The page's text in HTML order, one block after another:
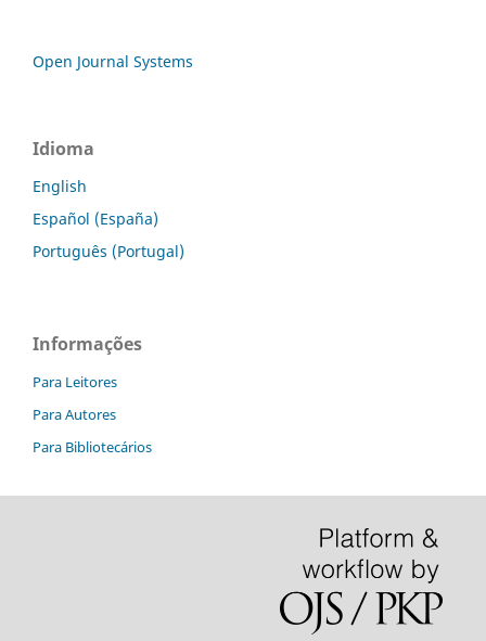
Open Journal Systems
Idioma
English
Español (España)
Português (Portugal)
Informações
Para Leitores
Para Autores
Para Bibliotecários